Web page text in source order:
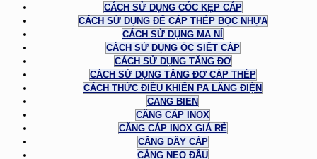
CÁCH SỬ DỤNG CÓC KẸP CÁP
CÁCH SỬ DỤNG ĐỂ CÁP THÉP BỌC NHỰA
CÁCH SỬ DỤNG MA NÍ
CÁCH SỬ DỤNG ỐC SIẾT CÁP
CÁCH SỬ DỤNG TĂNG ĐƠ
CÁCH SỬ DỤNG TĂNG ĐƠ CÁP THÉP
CÁCH THỨC ĐIỀU KHIỂN PA LĂNG ĐIỆN
CANG BIEN
CĂNG CÁP INOX
CĂNG CÁP INOX GIÁ RẺ
CĂNG DÂY CÁP
CẢNG NEO ĐẬU